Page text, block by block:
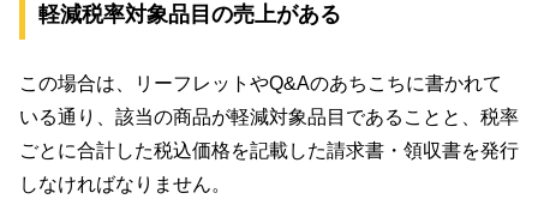
軽減税率対象品目の売上がある
この場合は、リーフレットやQ&Aのあちこちに書かれて
いる通り、該当の商品が軽減対象品目であることと、税率
ごとに合計した税込価格を記載した請求書・領収書を発行
しなければなりません。